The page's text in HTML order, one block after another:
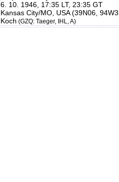
6. 10. 1946, 17:35 LT, 23:35 GT
Kansas City/MO, USA (39N06,
Koch (GZQ: Taeger, IHL, A)